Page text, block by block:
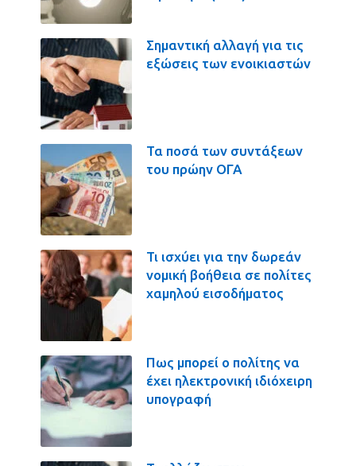
Σημαντική αλλαγή για τις
εξώσεις των ενοικιαστών
Τα ποσά των συντάξεων
του πρώην ΟΓΑ
Τι ισχύει για την δωρεάν
νομική βοήθεια σε πολίτες
χαμηλού εισοδήματος
Πως μπορεί ο πολίτης να
έχει ηλεκτρονική ιδιόχειρη
υπογραφή